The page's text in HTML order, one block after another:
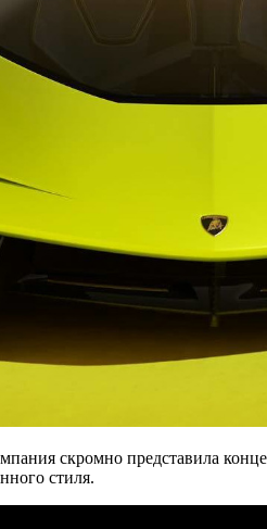
скромно представила
стиля.